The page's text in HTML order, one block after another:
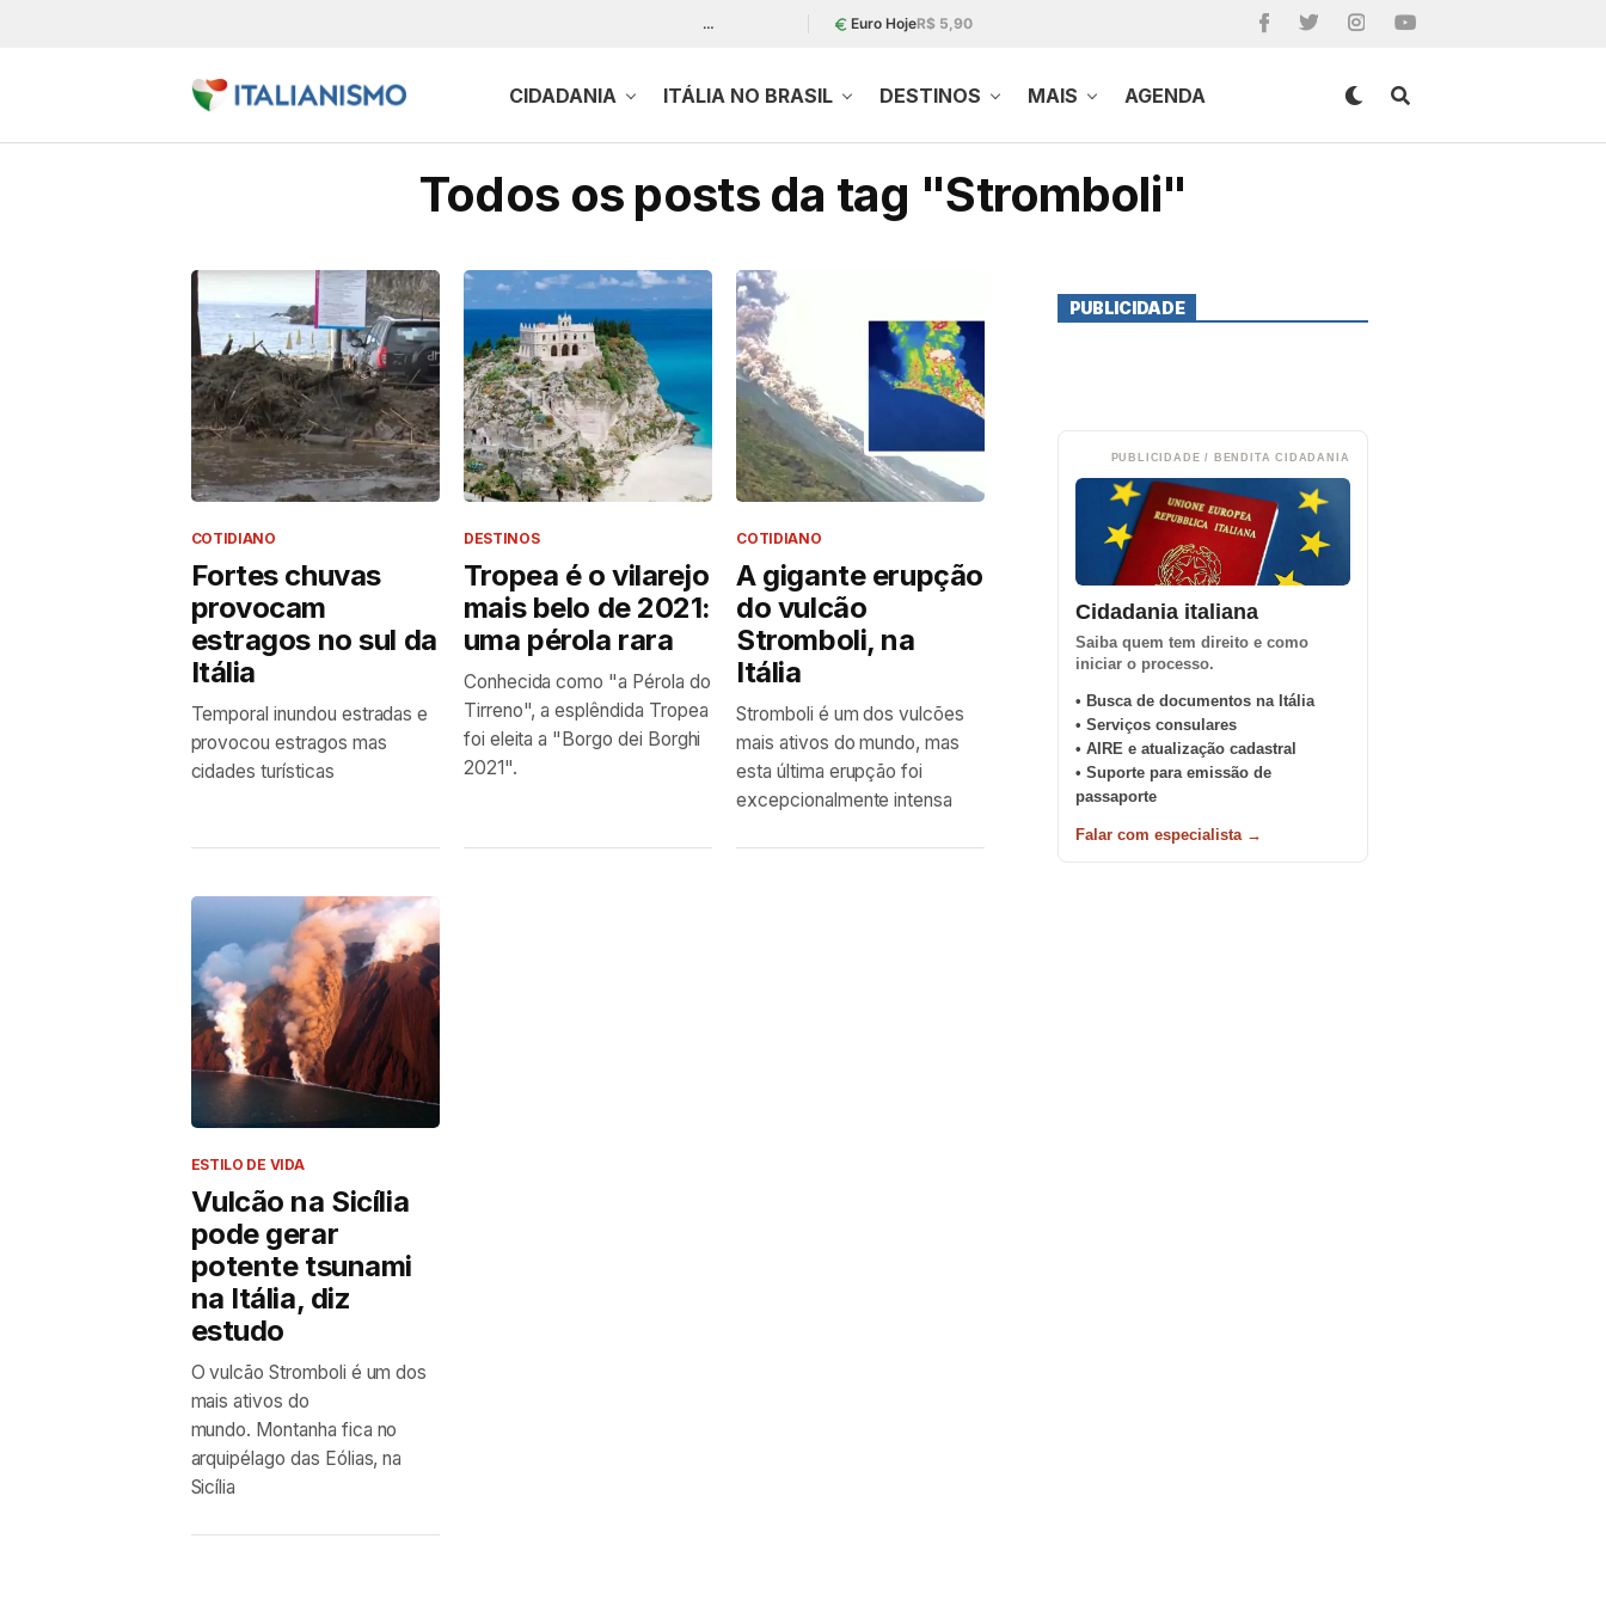
… Euro HojeR$ 5,90
CIDADANIA ITÁLIA NO BRASIL DESTINOS MAIS AGENDA
Todos os posts da tag "Stromboli"
COTIDIANO
Fortes chuvas
provocam
estragos no sul da
Itália
Temporal inundou estradas e
provocou estragos mas
cidades turísticas
DESTINOS
Tropea é o vilarejo
mais belo de 2021:
uma pérola rara
Conhecida como "a Pérola do
Tirreno", a esplêndida Tropea
foi eleita a "Borgo dei Borghi
2021".
COTIDIANO
A gigante erupção
do vulcão
Stromboli, na
Itália
Stromboli é um dos vulcões
mais ativos do mundo, mas
esta última erupção foi
excepcionalmente intensa
ESTILO DE VIDA
Vulcão na Sicília
pode gerar
potente tsunami
na Itália, diz
estudo
O vulcão Stromboli é um dos
mais ativos do
mundo. Montanha fica no
arquipélago das Eólias, na
Sicília
PUBLICIDADE
PUBLICIDADE / BENDITA CIDADANIA
Cidadania italiana
Saiba quem tem direito e como
iniciar o processo.
• Busca de documentos na Itália
• Serviços consulares
• AIRE e atualização cadastral
• Suporte para emissão de
passaporte
Falar com especialista →